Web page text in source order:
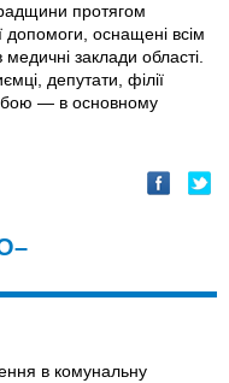
протягом
оснащені всім
заклади області.
депутати, філії
— в основному
в комунальну